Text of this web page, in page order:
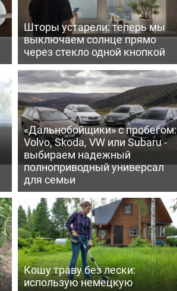
Шторы устарели: теперь мы
выключаем солнце прямо
через стекло одной кнопкой
«Дальнобойщики» с пробегом:
Volvo, Skoda, VW или Subaru -
выбираем надежный
полноприводный универсал
для семьи
Кошу траву без лески:
использую немецкую